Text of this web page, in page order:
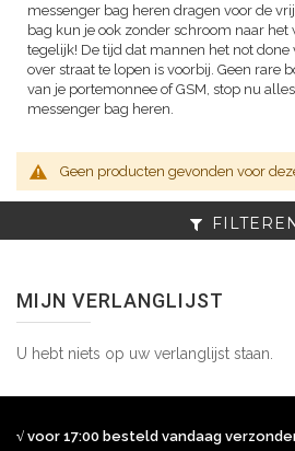
messenger bag heren dragen voor de
bag kun je ook zonder schroom naar het
tegelijk! De tijd dat mannen het not
over straat te lopen is voorbij. Geen rare
van je portemonnee of GSM, stop nu
messenger bag heren.
Geen producten gevonden voor
MIJN VERLANGLIJST
U hebt niets op uw verlanglijst staan.
√ voor 17:00 besteld vandaag